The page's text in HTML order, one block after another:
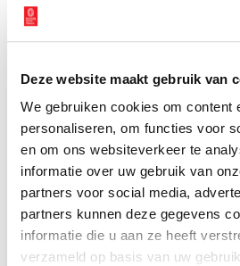
Deze website maakt gebruik van
We gebruiken cookies om content
personaliseren, om functies voor
en om ons websiteverkeer te
informatie over uw gebruik van
partners voor social media,
partners kunnen deze gegevens
informatie die u aan ze heeft
verzameld op basis van uw
poppenkastvoorstelling te maken.
leuk!
Het jubileumfeest van de
combineer een bezoek aan het
Bron: Texels Museum
Publicatiedatum: 19/05/2025